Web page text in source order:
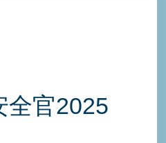
全官2025